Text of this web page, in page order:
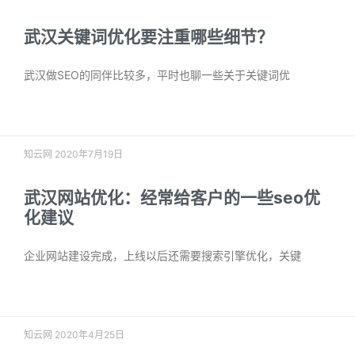
武汉关键词优化要注重哪些细节？
武汉做SEO的同伴比较多，平时也聊一些关于关键词优
知云网 2020年7月19日
武汉网站优化：经常给客户的一些seo优
化建议
企业网站建设完成，上线以后还需要搜索引擎优化，关键
知云网 2020年4月25日